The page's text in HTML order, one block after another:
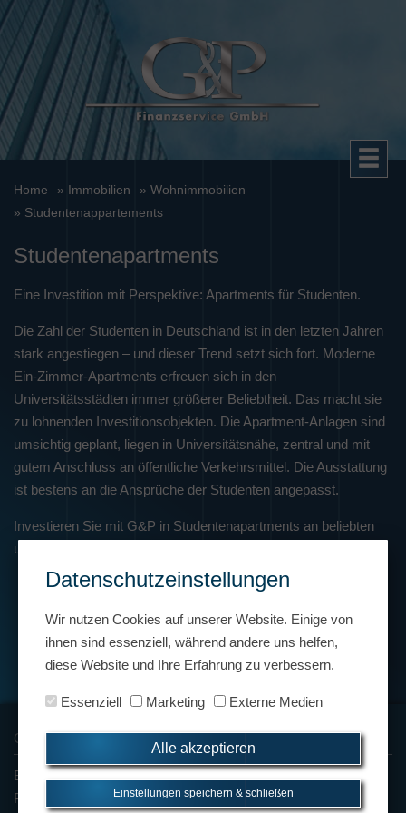
Home » Immobilien
» Wohnimmobilien
» Studentenappartements
Studentenapartments
Eine Investition mit Perspektive: Apartments für Studenten.
Die Zahl der Studenten in Deutschland ist in den letzten Jahren
stark angestiegen – und dieser Trend setzt sich fort. Moderne
Ein-Zimmer-Apartments erfreuen sich in den
Universitätsstädten immer größerer Beliebtheit. Das macht sie
zu lohnenden Investitionsobjekten. Die Apartment-Anlagen sind
umsichtig geplant, liegen in Universitätsnähe, zentral und mit
gutem Anschluss an öffentliche Verkehrsmittel. Die Ausstattung
ist bestens an die Ansprüche der Studenten angepasst.
Investieren Sie mit G&P in Studentenapartments an beliebten
und wachsenden Universitätsstandorten in Deutschland.
G&P FINANZSERVICE GMBH
Büro Ingolstadt
Paul-Klee-Str. 64 a | 85053 Ingolstadt
Datenschutzeinstellungen
Wir nutzen Cookies auf unserer Website. Einige von
ihnen sind essenziell, während andere uns helfen,
diese Website und Ihre Erfahrung zu verbessern.
Essenziell Marketing Externe Medien
Alle akzeptieren
Einstellungen speichern & schließen